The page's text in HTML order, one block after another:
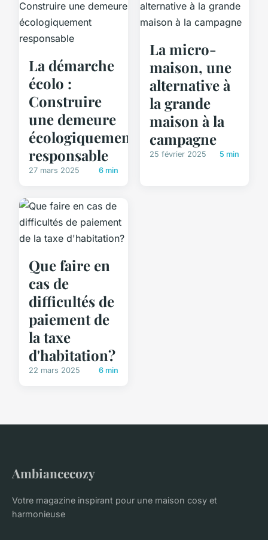
La démarche
écolo :
Construire
une demeure
écologiquement
responsable
27 mars 2025 6 min
La micro-
maison, une
alternative à
la grande
maison à la
campagne
25 février 2025 5 min
Que faire en
cas de
difficultés de
paiement de
la taxe
d'habitation?
22 mars 2025 6 min
Ambiancecozy
Votre magazine inspirant pour une maison cosy et
harmonieuse